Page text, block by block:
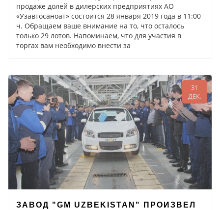
продаже долей в дилерских предприятиях АО
«Узавтосаноат» состоится 28 января 2019 года в 11:00
ч. Обращаем ваше внимание на то, что осталось
только 29 лотов. Напоминаем, что для участия в
торгах вам необходимо внести за
31
ДЕК.
ЗАВОД "GM UZBEKISTAN" ПРОИЗВЕЛ